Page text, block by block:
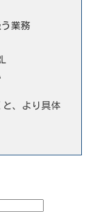
業務
、より具体